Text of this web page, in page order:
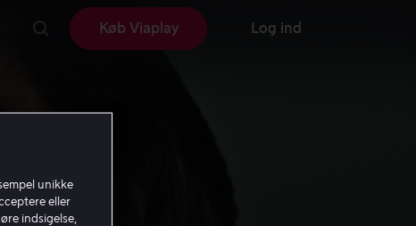
Køb Viaplay Log ind
unikke
eller
indsigelse,